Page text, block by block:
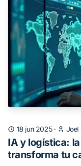
18 jun 2025· Joel
IA y logística:
transforma tu